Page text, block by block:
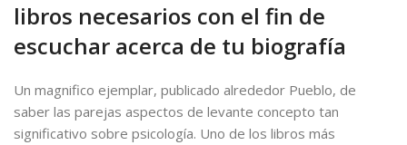
libros necesarios con el fin de
escuchar acerca de tu biografía
Un magnifico ejemplar, publicado alrededor Pueblo, de
saber las parejas aspectos de levante concepto tan
significativo sobre psicología. Uno de los libros más